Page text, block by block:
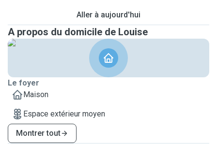
Aller à aujourd'hui
A propos du domicile de Louise
Le foyer
Maison
Espace extérieur moyen
Montrer tout